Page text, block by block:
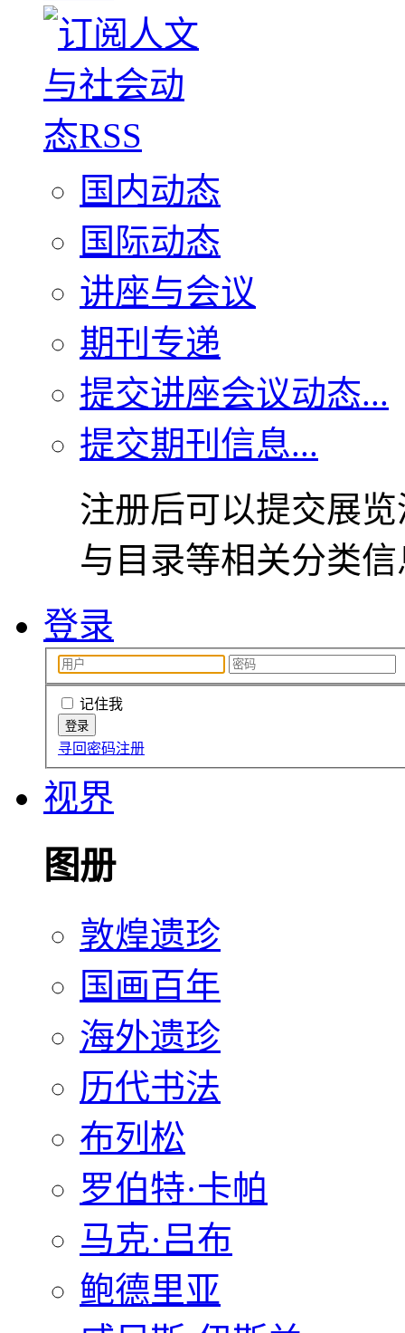
国内动态
国际动态
讲座与会议
期刊专递
提交讲座会议动态...
提交期刊信息...
注册后可以提交展
与目录等相关分类
登录
记住我
寻回密码注册
视界
图册
敦煌遗珍
国画百年
海外遗珍
历代书法
布列松
罗伯特·卡帕
马克·吕布
鲍德里亚